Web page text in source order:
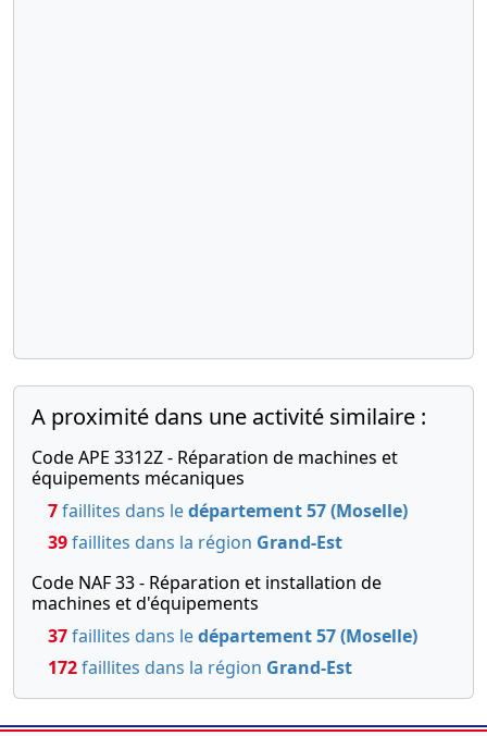
A proximité dans une activité similaire :
Code APE 3312Z - Réparation de machines et
équipements mécaniques
7faillites dans ledépartement 57 (Moselle)
39faillites dans la région Grand-Est
Code NAF 33 - Réparation et installation de
machines et d'équipements
37faillites dans ledépartement 57 (Moselle)
172faillites dans la région Grand-Est